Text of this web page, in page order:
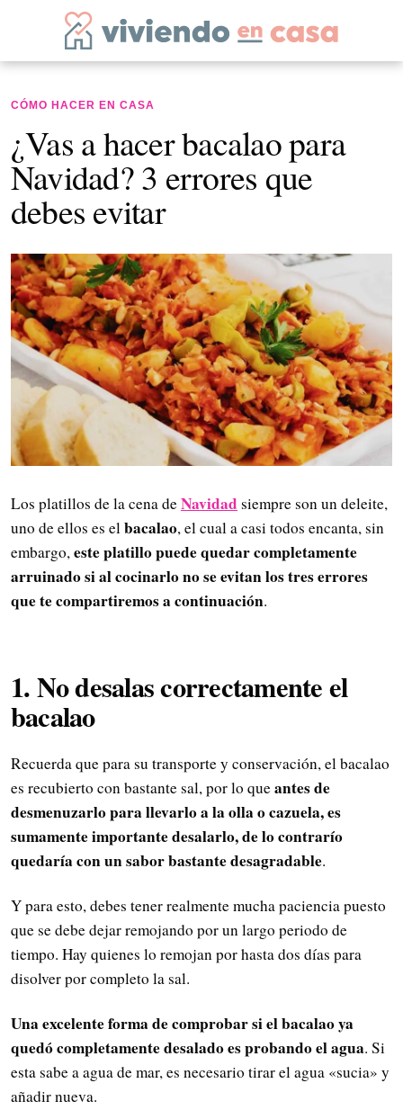
CÓMO HACER EN CASA
¿Vas a hacer bacalao para
Navidad? 3 errores que
debes evitar
Los platillos de la cena deNavidad siempre son un deleite,
uno de ellos es el bacalao, el cual a casi todos encanta, sin
embargo, este platillo puede quedar completamente
arruinado si al cocinarlo no se evitan los tres errores
que te compartiremos a continuación.
1. No desalas correctamente el
bacalao
Recuerda que para su transporte y conservación, el bacalao
es recubierto con bastante sal, por lo queantes de
desmenuzarlo para llevarlo a la olla o cazuela, es
sumamente importante desalarlo, de lo contrarío
quedaría con un sabor bastante desagradable.
Y para esto, debes tener realmente mucha paciencia puesto
que se debe dejar remojando por un largo periodo de
tiempo. Hay quienes lo remojan por hasta dos días para
disolver por completo la sal.
Una excelente forma de comprobar si el bacalao ya
quedó completamente desalado es probando el agua. Si
esta sabe a agua de mar, es necesario tirar el agua «sucia» y
añadir nueva.